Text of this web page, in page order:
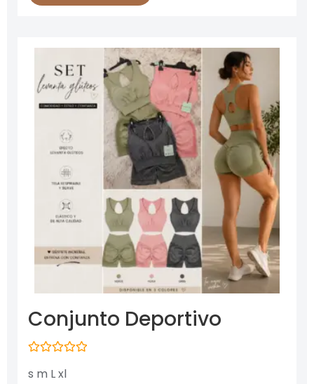
Conjunto Deportivo
con
s m L xl